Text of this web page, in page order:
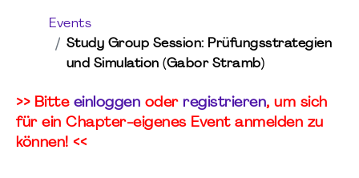
Events
Study Group Session: Prüfungsstrategien
und Simulation (Gabor Stramb)
>> Bitte einloggen oder registrieren, um sich
für ein Chapter-eigenes Event anmelden zu
können! <<